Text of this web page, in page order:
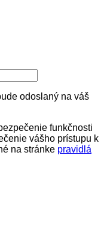
odoslaný na váš
funkčnosti
vášho prístupu k
na stránke pravidlá